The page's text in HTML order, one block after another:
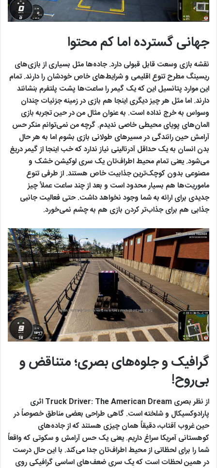
جهانی گسترده اما کم محتوا
نقشه بازی وسعت قابل قبولی دارد. جاده‌ها مثل بسیاری از بازی‌های
ریسینگ مطرح تنوع اقلیمی و شرایط‌های خاص خودشان را دارند. تمام
این موارد پتانسیل این که یک گیمر را ساعت‌ها پشت پلتفرم بنشانند
دارند. اما مثل هر چیز دیگری اینجا هم بازی در زمینه جزئیات چندان
وسواس به خرج نداده است. به عنوان مثال من در حین تجربه بازی
المان‌های پویای محیطی خاصی ندیدم. گرچه من نمی‌توانم منکر حس
آرامش حین رانندگی در مسیرهای طولانی بازی بشوم اما به هر حال
بدن انسان به یک حداقل آدرنالینی نیاز ندارد که خب اینجا از گیمر دریغ
می‌شود. یعنی تمام محیط اطراف‌تان یک سری لوکیشن خشک و
مصنوعی بدون کوچک‌ترین جذابیت خاص هستند. از طرفی تنوع
ماموریت‌ها هم بسیار محدود است و بعد از چند ساعت عملاً چیز
جدیدی برای ارائه به شما وجود نخواهد داشت. حتی فعالیت جانبی
جذابی هم برای جذاب‌تر کردن بازی هم به چشم نمی‌خورد.
گرافیک و جلوه‌های بصری؛ متناقض و
بی‌روح!
از نظر بصری Truck Driver: The American Dream اثری
پارادوکسیکال و شلخته است. گاهی طراحی بعضی مناطق خصوصاً در
حین غروب آفتاب، دقیقاً همان چیزی هستند که از جاده‌های
کوهستانی آمریکا سراغ داریم. یعنی یک حس آرامش و سکوتی که واقعاً
شما را برای لحظاتی از محیط اطراف‌تان جدا می‌کند. با این حال درست
در همین لحظات است که یک سری ضعف‌های اساسی گرافیکی روی